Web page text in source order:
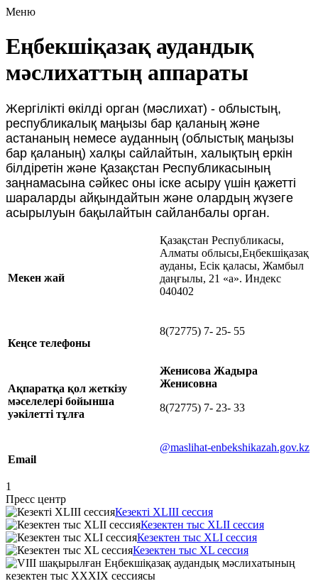
Меню
Еңбекшіқазақ аудандық
мәслихаттың аппараты
Жергілікті өкілді орган (мәслихат) - облыстың,
республикалық маңызы бар қаланың және
астананың немесе ауданның (облыстық маңызы
бар қаланың) халқы сайлайтын, халықтың еркін
білдіретін және Қазақстан Республикасының
заңнамасына сәйкес оны іске асыру үшін қажетті
шараларды айқындайтын және олардың жүзеге
асырылуын бақылайтын сайланбалы орган.
Мекен жай
Қазақстан Республикасы,
Алматы облысы,Еңбекшіқазақ
ауданы, Есік қаласы, Жамбыл
даңғылы, 21 «а». Индекс
040402
Кеңсе телефоны
8(72775) 7- 25- 55
Ақпаратқа қол жеткізу
мәселелері бойынша
уәкілетті тұлға
Женисова Жадыра
Женисовна
8(72775) 7- 23- 33
Email
@maslihat-enbekshikazah.gov.kz
1
Пресс центр
Кезекті XLІІІ сессия
Кезектен тыс XLІІ сессия
Кезектен тыс XLІ сессия
Кезектен тыс XL сессия